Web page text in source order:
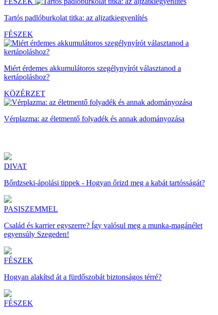
Tartós padlóburkolat titka: az aljzatkiegyenlítés
FÉSZEK
Miért érdemes akkumulátoros szegélynyírót választanod a
kertápoláshoz?
KÖZÉRZET
Vérplazma: az életmentő folyadék és annak adományozása
DIVAT
Bőrdzseki-ápolási tippek - Hogyan őrizd meg a kabát tartósságát?
PASISZEMMEL
Család és karrier egyszerre? Így valósul meg a munka-magánélet
egyensúly Szegeden!
FÉSZEK
Hogyan alakítsd át a fürdőszobát biztonságos térré?
FÉSZEK